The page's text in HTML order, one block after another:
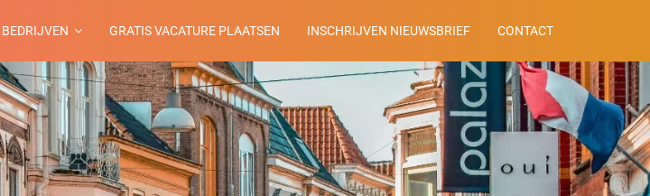
BEDRIJVEN GRATIS VACATURE PLAATSEN INSCHRIJVEN NIEUWSBRIEF CONTACT